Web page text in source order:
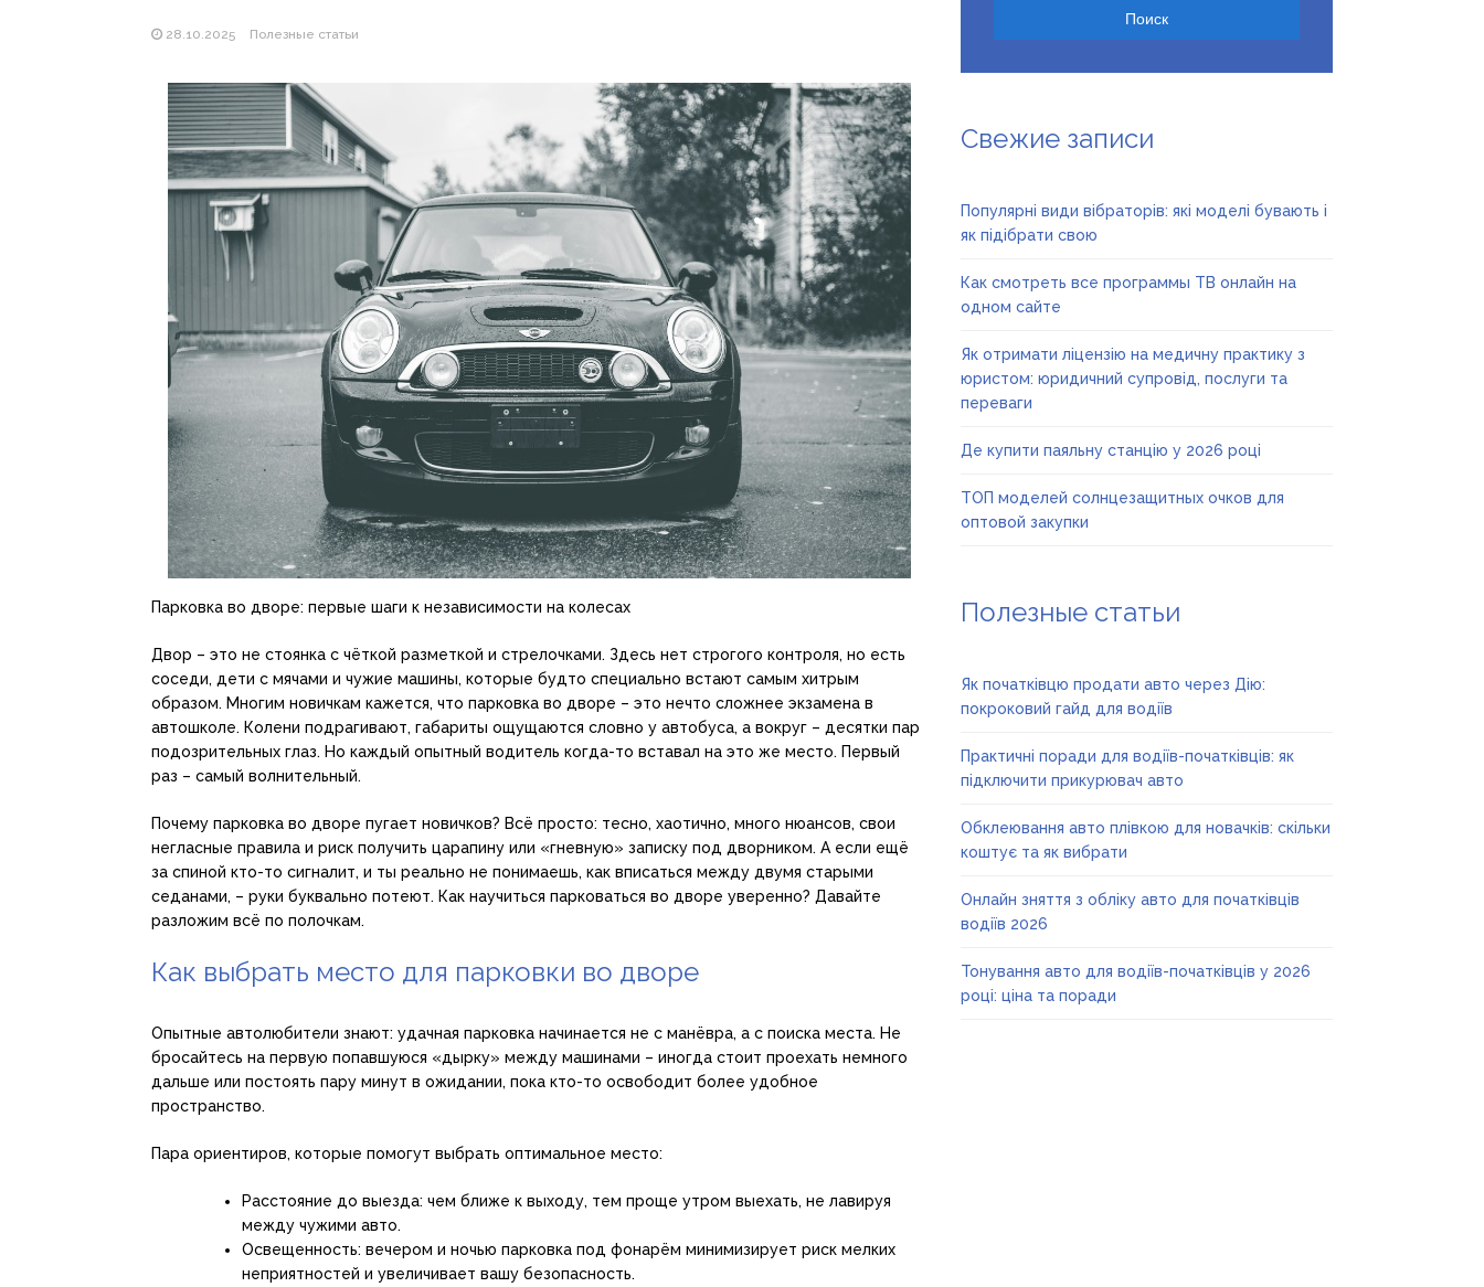
28.10.2025 Полезные статьи
Парковка во дворе: первые шаги к независимости на колесах
Двор – это не стоянка с чёткой разметкой и стрелочками. Здесь нет строгого контроля, но есть
соседи, дети с мячами и чужие машины, которые будто специально встают самым хитрым
образом. Многим новичкам кажется, что парковка во дворе – это нечто сложнее экзамена в
автошколе. Колени подрагивают, габариты ощущаются словно у автобуса, а вокруг – десятки пар
подозрительных глаз. Но каждый опытный водитель когда-то вставал на это же место. Первый
раз – самый волнительный.
Почему парковка во дворе пугает новичков? Всё просто: тесно, хаотично, много нюансов, свои
негласные правила и риск получить царапину или «гневную» записку под дворником. А если ещё
за спиной кто-то сигналит, и ты реально не понимаешь, как вписаться между двумя старыми
седанами, – руки буквально потеют. Как научиться парковаться во дворе уверенно? Давайте
разложим всё по полочкам.
Как выбрать место для парковки во дворе
Опытные автолюбители знают: удачная парковка начинается не с манёвра, а с поиска места. Не
бросайтесь на первую попавшуюся «дырку» между машинами – иногда стоит проехать немного
дальше или постоять пару минут в ожидании, пока кто-то освободит более удобное
пространство.
Пара ориентиров, которые помогут выбрать оптимальное место:
Расстояние до выезда: чем ближе к выходу, тем проще утром выехать, не лавируя
между чужими авто.
Освещенность: вечером и ночью парковка под фонарём минимизирует риск мелких
неприятностей и увеличивает вашу безопасность.
Свежие записи
Популярні види вібраторів: які моделі бувають і
як підібрати свою
Как смотреть все программы ТВ онлайн на
одном сайте
Як отримати ліцензію на медичну практику з
юристом: юридичний супровід, послуги та
переваги
Де купити паяльну станцію у 2026 році
ТОП моделей солнцезащитных очков для
оптовой закупки
Полезные статьи
Як початківцю продати авто через Дію:
покроковий гайд для водіїв
Практичні поради для водіїв-початківців: як
підключити прикурювач авто
Обклеювання авто плівкою для новачків: скільки
коштує та як вибрати
Онлайн зняття з обліку авто для початківців
водіїв 2026
Тонування авто для водіїв-початківців у 2026
році: ціна та поради